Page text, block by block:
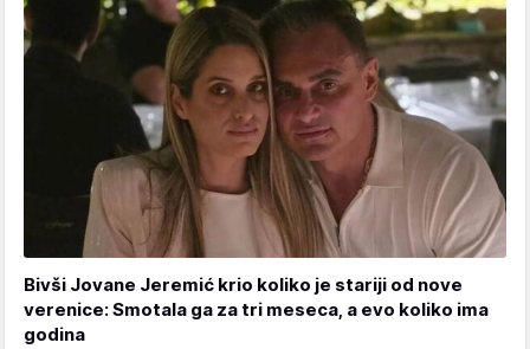
Bivši Jovane Jeremić krio koliko je stariji od nove
verenice: Smotala ga za tri meseca, a evo koliko ima
godina